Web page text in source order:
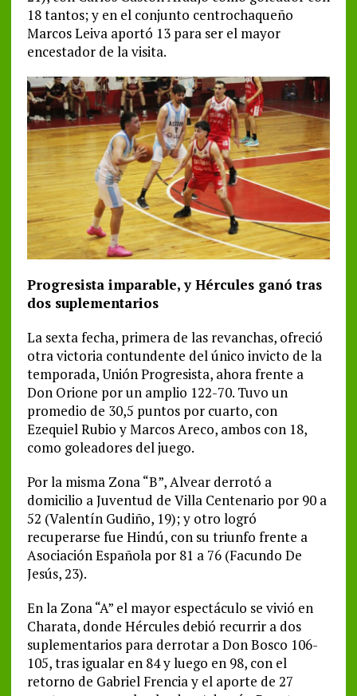
18 tantos; y en el conjunto centrochaqueño
Marcos Leiva aportó 13 para ser el mayor
encestador de la visita.
Progresista imparable, y Hércules ganó tras
dos suplementarios
La sexta fecha, primera de las revanchas, ofreció
otra victoria contundente del único invicto de la
temporada, Unión Progresista, ahora frente a
Don Orione por un amplio 122-70. Tuvo un
promedio de 30,5 puntos por cuarto, con
Ezequiel Rubio y Marcos Areco, ambos con 18,
como goleadores del juego.
Por la misma Zona “B”, Alvear derrotó a
domicilio a Juventud de Villa Centenario por 90 a
52 (Valentín Gudiño, 19); y otro logró
recuperarse fue Hindú, con su triunfo frente a
Asociación Española por 81 a 76 (Facundo De
Jesús, 23).
En la Zona “A” el mayor espectáculo se vivió en
Charata, donde Hércules debió recurrir a dos
suplementarios para derrotar a Don Bosco 106-
105, tras igualar en 84 y luego en 98, con el
retorno de Gabriel Frencia y el aporte de 27